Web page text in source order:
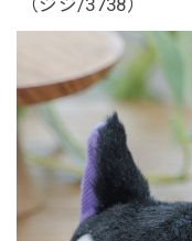
（ジジ/3738）